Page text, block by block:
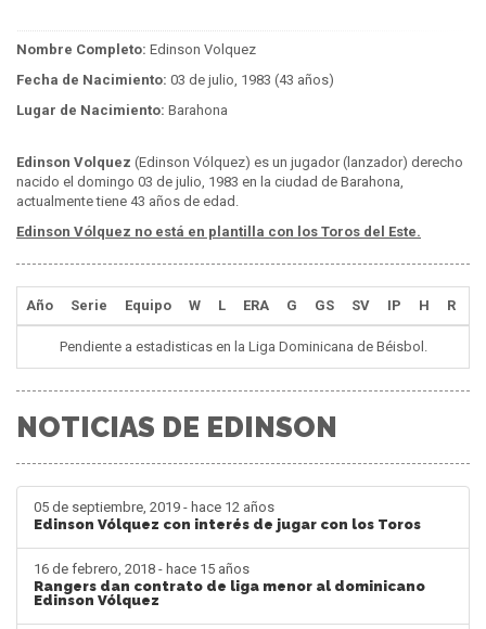
Nombre Completo: Edinson Volquez
Fecha de Nacimiento: 03 de julio, 1983 (43 años)
Lugar de Nacimiento: Barahona
Edinson Volquez (Edinson Vólquez) es un jugador (lanzador) derecho
nacido el domingo 03 de julio, 1983 en la ciudad de Barahona,
actualmente tiene 43 años de edad.
Edinson Vólquez no está en plantilla con los Toros del Este.
Año Serie Equipo W L ERA G GS SV IP H R
Pendiente a estadisticas en la Liga Dominicana de Béisbol.
NOTICIAS DE EDINSON
05 de septiembre, 2019 - hace 12 años
Edinson Vólquez con interés de jugar con los Toros
16 de febrero, 2018 - hace 15 años
Rangers dan contrato de liga menor al dominicano
Edinson Vólquez